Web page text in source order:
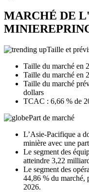
MARCHÉ DE
MINIERE
Taille et
Taille du marché en
Taille du marché en
Taille du marché
dollars
TCAC : 6,66 % de
Part de marché
L’Asie-Pacifique a
minière avec une
Le segment des
atteindre 3,22
Le segment des
44,86 % du marché,
2026.